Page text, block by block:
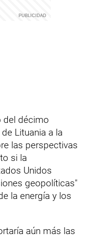
del décimo
Lituania a la
las perspectivas
si la
Unidos
geopolíticas"
la energía y los
aún más las